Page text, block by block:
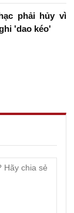
phải hủy vì
'dao kéo'